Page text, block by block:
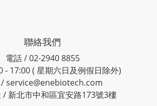
聯絡我們
電話 / 02-2940 8855
- 17:00 ( 星期六日及例假日除外)
/ service@enebiotech.com
/ 新北市中和區宜安路173號3樓